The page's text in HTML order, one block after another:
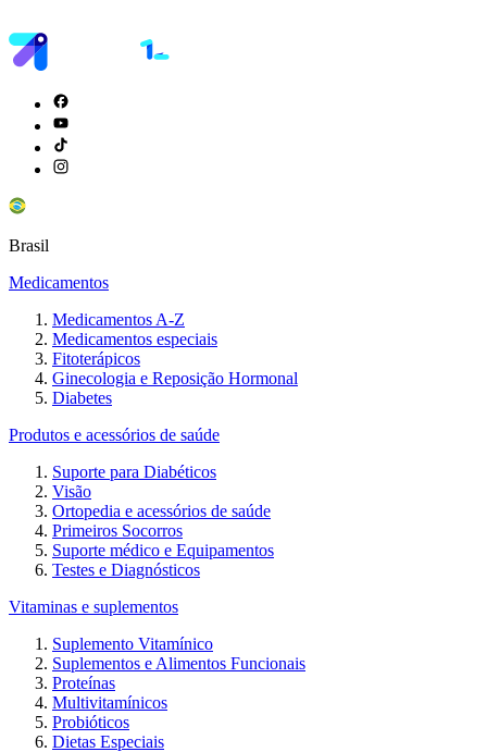
Brasil
Medicamentos
Medicamentos A-Z
Medicamentos especiais
Fitoterápicos
Ginecologia e Reposição Hormonal
Diabetes
Produtos e acessórios de saúde
Suporte para Diabéticos
Visão
Ortopedia e acessórios de saúde
Primeiros Socorros
Suporte médico e Equipamentos
Testes e Diagnósticos
Vitaminas e suplementos
Suplemento Vitamínico
Suplementos e Alimentos Funcionais
Proteínas
Multivitamínicos
Probióticos
Dietas Especiais